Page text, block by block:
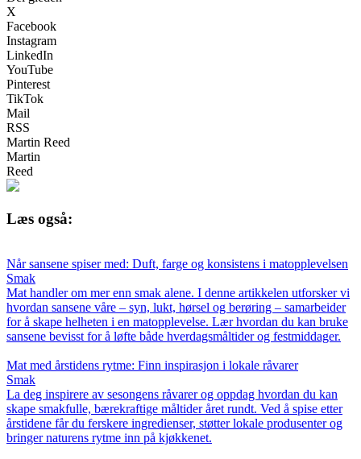
X
Facebook
Instagram
LinkedIn
YouTube
Pinterest
TikTok
Mail
RSS
Martin Reed
Martin
Reed
Læs også:
Når sansene spiser med: Duft, farge og konsistens i matopplevelsen
Smak
Mat handler om mer enn smak alene. I denne artikkelen utforsker vi
hvordan sansene våre – syn, lukt, hørsel og berøring – samarbeider
for å skape helheten i en matopplevelse. Lær hvordan du kan bruke
sansene bevisst for å løfte både hverdagsmåltider og festmiddager.
Mat med årstidens rytme: Finn inspirasjon i lokale råvarer
Smak
La deg inspirere av sesongens råvarer og oppdag hvordan du kan
skape smakfulle, bærekraftige måltider året rundt. Ved å spise etter
årstidene får du ferskere ingredienser, støtter lokale produsenter og
bringer naturens rytme inn på kjøkkenet.